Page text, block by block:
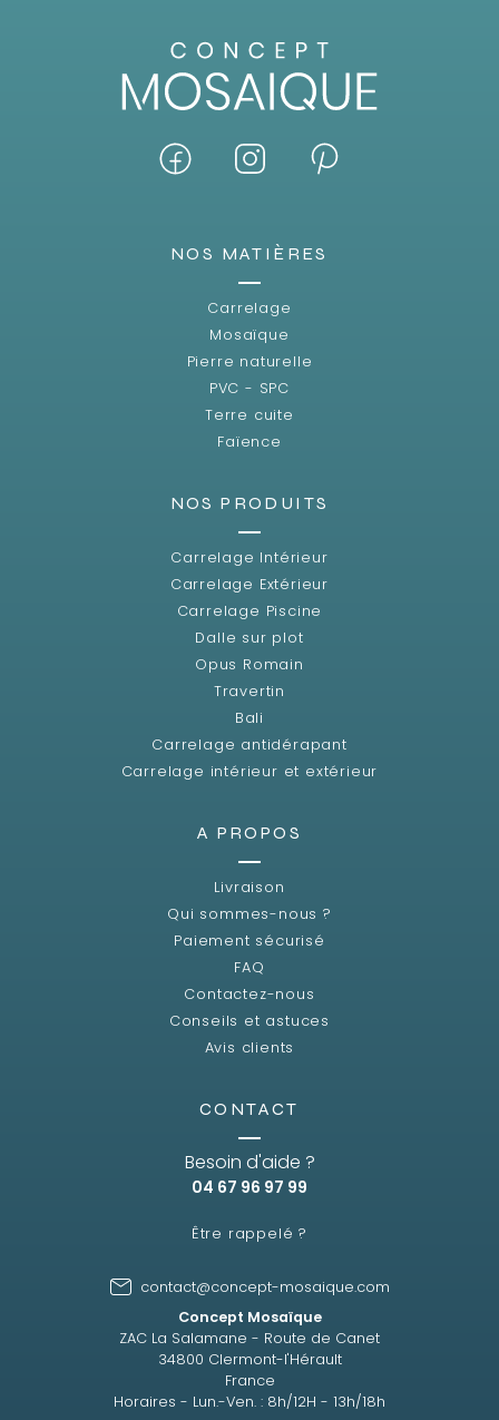
NOS MATIÈRES
Carrelage
Mosaïque
Pierre naturelle
PVC - SPC
Terre cuite
Faïence
NOS PRODUITS
Carrelage Intérieur
Carrelage Extérieur
Carrelage Piscine
Dalle sur plot
Opus Romain
Travertin
Bali
Carrelage antidérapant
Carrelage intérieur et extérieur
A PROPOS
Livraison
Qui sommes-nous ?
Paiement sécurisé
FAQ
Contactez-nous
Conseils et astuces
Avis clients
CONTACT
Besoin d'aide ?
04 67 96 97 99
Être rappelé ?
contact@concept-mosaique.com
Concept Mosaïque
ZAC La Salamane - Route de Canet
34800 Clermont-l'Hérault
France
Horaires - Lun.-Ven. : 8h/12H - 13h/18h